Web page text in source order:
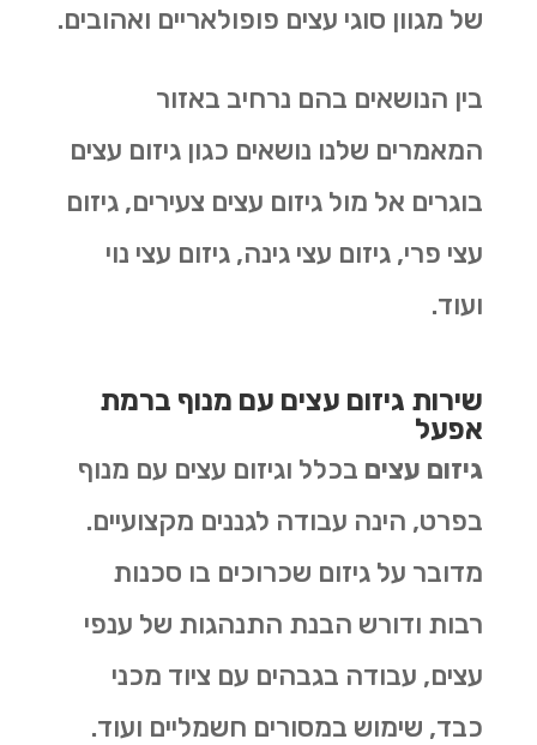
של מגוון סוגי עצים פופולאריים ואהובים.
בין הנושאים בהם נרחיב באזור
המאמרים שלנו נושאים כגון גיזום עצים
בוגרים אל מול גיזום עצים צעירים, גיזום
עצי פרי, גיזום עצי גינה, גיזום עצי נוי
ועוד.
שירות גיזום עצים עם מנוף ברמת
אפעל
גיזום עצים בכלל וגיזום עצים עם מנוף
בפרט, הינה עבודה לגננים מקצועיים.
מדובר על גיזום שכרוכים בו סכנות
רבות ודורש הבנת התנהגות של ענפי
עצים, עבודה בגבהים עם ציוד מכני
כבד, שימוש במסורים חשמליים ועוד.